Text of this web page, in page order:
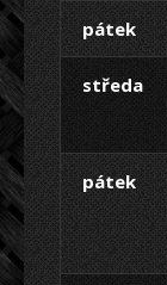
pátek
středa
pátek